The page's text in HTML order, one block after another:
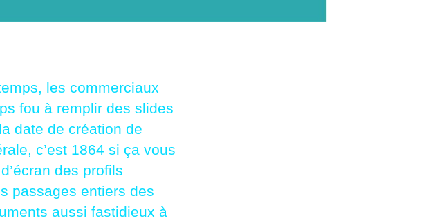
les commerciaux
fou à remplir des slides
date de création de
c’est 1864 si ça vous
des profils
passages entiers des
aussi fastidieux à